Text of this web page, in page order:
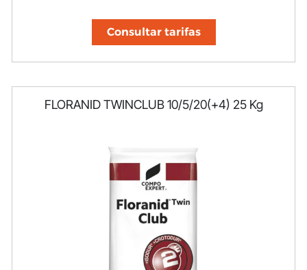
Consultar tarifas
FLORANID TWINCLUB 10/5/20(+4) 25 Kg